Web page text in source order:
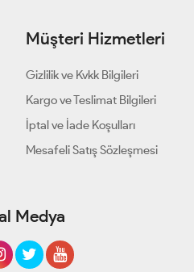
Müşteri Hizmetleri
Gizlilik ve Kvkk Bilgileri
Kargo ve Teslimat Bilgileri
İptal ve İade Koşulları
Mesafeli Satış Sözleşmesi
Medya